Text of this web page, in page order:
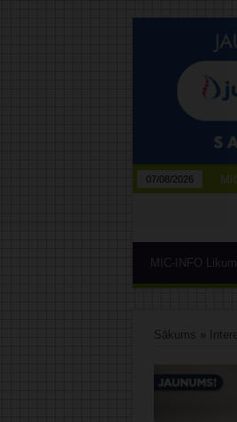
07/08/2026
MIC-INFO
Sākums »